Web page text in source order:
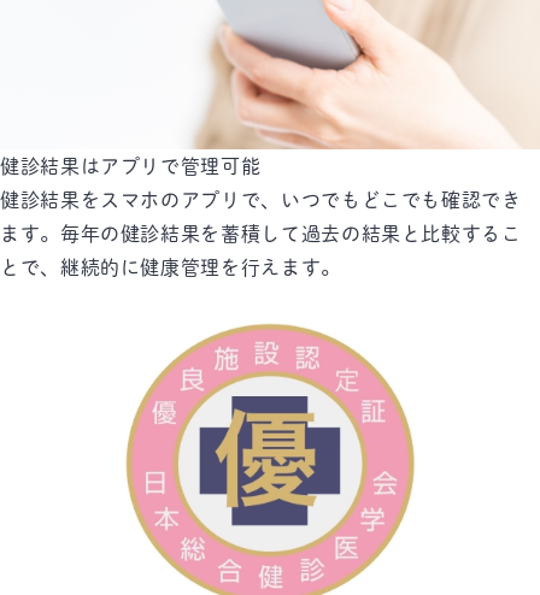
健診結果はアプリで管理可能
健診結果をスマホのアプリで、いつでもどこでも確認でき
ます。毎年の健診結果を蓄積して過去の結果と比較するこ
とで、継続的に健康管理を行えます。